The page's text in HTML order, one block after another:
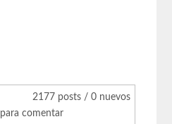
2177 posts / 0 nuevos
para comentar